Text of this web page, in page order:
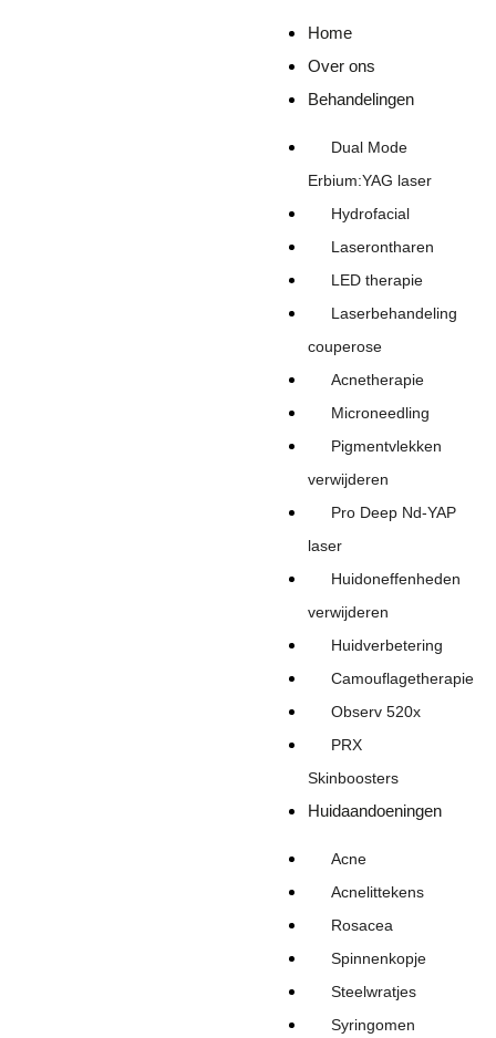
Home
Over ons
Behandelingen
Dual Mode
Erbium:YAG laser
Hydrofacial
Laserontharen
LED therapie
Laserbehandeling
couperose
Acnetherapie
Microneedling
Pigmentvlekken
verwijderen
Pro Deep Nd-YAP
laser
Huidoneffenheden
verwijderen
Huidverbetering
Camouflagetherapie
Observ 520x
PRX
Skinboosters
Huidaandoeningen
Acne
Acnelittekens
Rosacea
Spinnenkopje
Steelwratjes
Syringomen